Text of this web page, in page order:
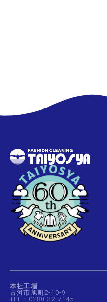
本社工場
古河市旭町2-10-9
TEL：0280-32-7145